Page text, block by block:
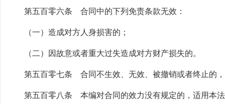
第五百零六条 合同中的下列免责条款无效：
（一）造成对方人身损害的；
（二）因故意或者重大过失造成对方财产损失的。
第五百零七条 合同不生效、无效、被撤销或者终止的，
第五百零八条 本编对合同的效力没有规定的，适用本法